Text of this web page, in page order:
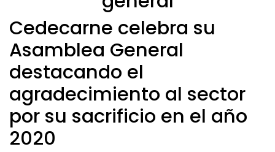
Cedecarne celebra su
Asamblea General
destacando el
agradecimiento al sector
por su sacrificio en el año
2020